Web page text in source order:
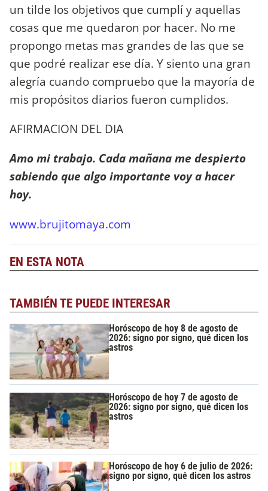
un tilde los objetivos que cumplí y aquellas
cosas que me quedaron por hacer. No me
propongo metas mas grandes de las que se
que podré realizar ese día. Y siento una gran
alegría cuando compruebo que la mayoría de
mis propósitos diarios fueron cumplidos.
AFIRMACION DEL DIA
Amo mi trabajo. Cada mañana me despierto
sabiendo que algo importante voy a hacer
hoy.
www.brujitomaya.com
EN ESTA NOTA
TAMBIÉN TE PUEDE INTERESAR
Horóscopo de hoy 8 de agosto de
2026: signo por signo, qué dicen los
astros
Horóscopo de hoy 7 de agosto de
2026: signo por signo, qué dicen los
astros
Horóscopo de hoy 6 de julio de 2026:
signo por signo, qué dicen los astros